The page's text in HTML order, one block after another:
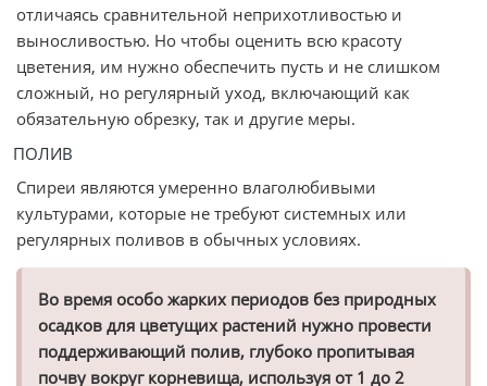
отличаясь сравнительной неприхотливостью и
выносливостью. Но чтобы оценить всю красоту
цветения, им нужно обеспечить пусть и не слишком
сложный, но регулярный уход, включающий как
обязательную обрезку, так и другие меры.
ПОЛИВ
Спиреи являются умеренно влаголюбивыми
культурами, которые не требуют системных или
регулярных поливов в обычных условиях.
Во время особо жарких периодов без природных
осадков для цветущих растений нужно провести
поддерживающий полив, глубоко пропитывая
почву вокруг корневища, используя от 1 до 2